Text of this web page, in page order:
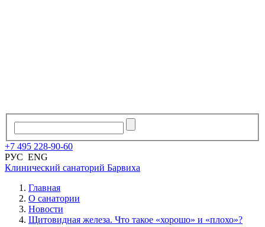
+7 495 228-90-60
РУС ENG
Клинический санаторий Барвиха
Главная
О санатории
Новости
Щитовидная железа. Что такое «хорошо» и «плохо»?